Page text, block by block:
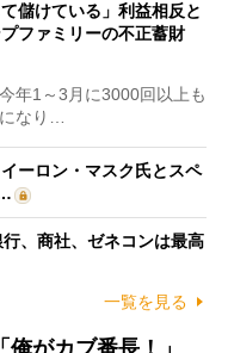
儲けている」利益相反と
ファミリーの不正蓄財
年1～3月に3000回以上も
なり…
ーロン・マスク氏とスペ
、商社、ゼネコンは最高
一覧を見る
がカブ番長！」